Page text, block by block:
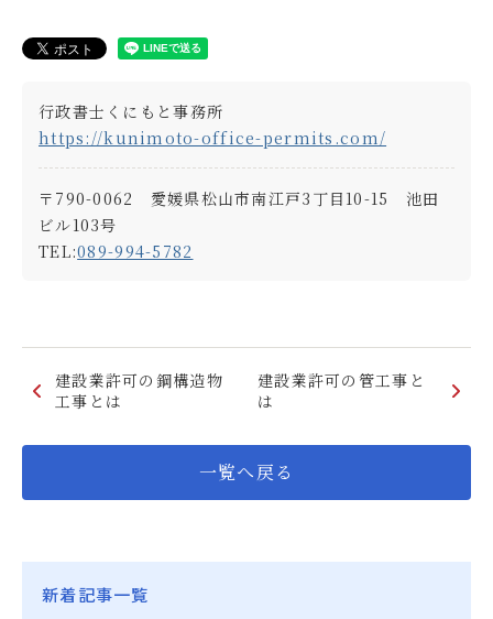
行政書士くにもと事務所
https://kunimoto-office-permits.com/
〒790-0062 愛媛県松山市南江戸3丁目10-15 池田
ビル103号
TEL:089-994-5782
建設業許可の鋼構造物
工事とは
建設業許可の管工事と
は
一覧へ戻る
新着記事一覧